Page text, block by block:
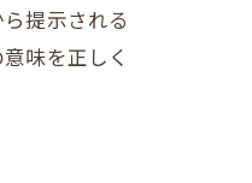
提示される
味を正しく